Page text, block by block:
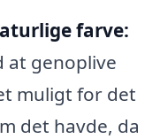
farve:
at genoplive
muligt for det
det havde, da